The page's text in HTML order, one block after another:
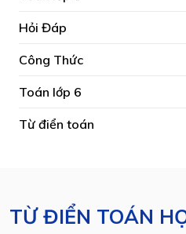
Hỏi Đáp
Công Thức
Toán lớp 6
Từ điển toán
TỪ ĐIỂN TOÁN